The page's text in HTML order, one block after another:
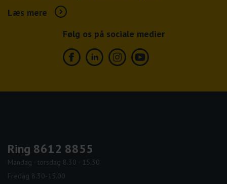
Læs mere
Følg os på sociale medier
Ring 8612 8855
Mandag - torsdag 8.30 - 15.30
Fredag 8.30-15.00